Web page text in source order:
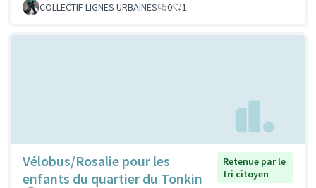
COLLECTIF LIGNES URBAINES 0 1
Vélobus/Rosalie pour les
enfants du quartier du Tonkin
Retenue par le
tri citoyen